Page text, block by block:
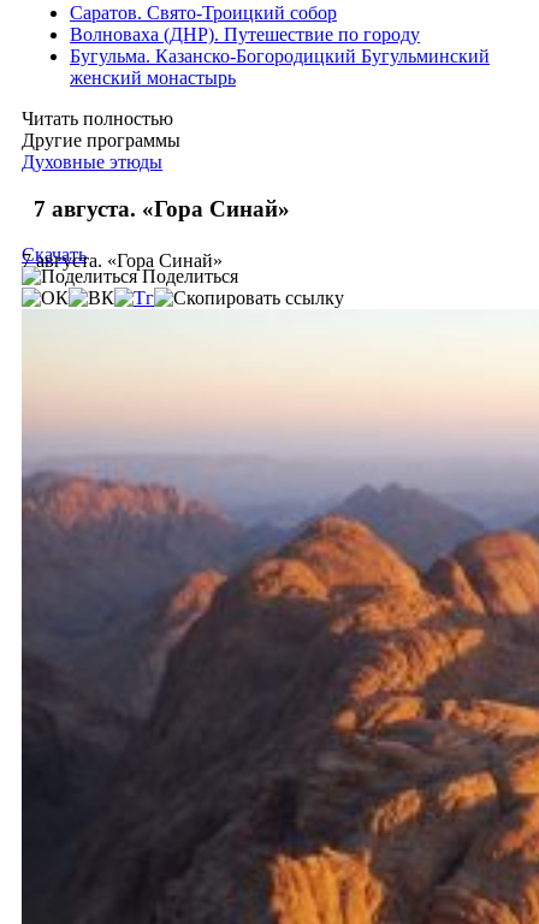
Саратов. Свято-Троицкий собор
Волноваха (ДНР). Путешествие по городу
Бугульма. Казанско-Богородицкий Бугульминский
женский монастырь
Читать полностью
Другие программы
Духовные этюды
7 августа. «Гора Синай»
7 августа. «Гора Синай»
Скачать
Поделиться